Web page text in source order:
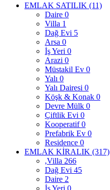
EMLAK SATILIK (11)
Daire 0
Villa 1
Dağ Evi 5
Arsa 0
İş Yeri 0
Arazi 0
Müstakil Ev 0
Yalı 0
Yalı Dairesi 0
Köşk & Konak 0
Devre Mülk 0
Çiftlik Evi 0
Kooperatif0
Prefabrik Ev 0
Residence 0
EMLAK KİRALIK (317)
,Villa 266
Dağ Evi 45
Daire 2
İş Yeri 0